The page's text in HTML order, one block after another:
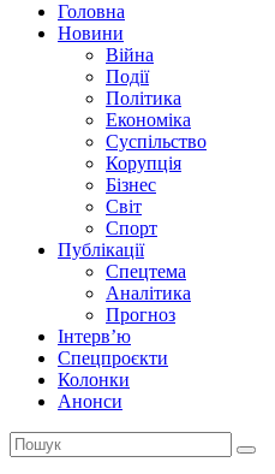
Головна
Новини
Війна
Події
Політика
Економіка
Суспільство
Корупція
Бізнес
Світ
Спорт
Публікації
Спецтема
Аналітика
Прогноз
Інтерв’ю
Спецпроєкти
Колонки
Анонси